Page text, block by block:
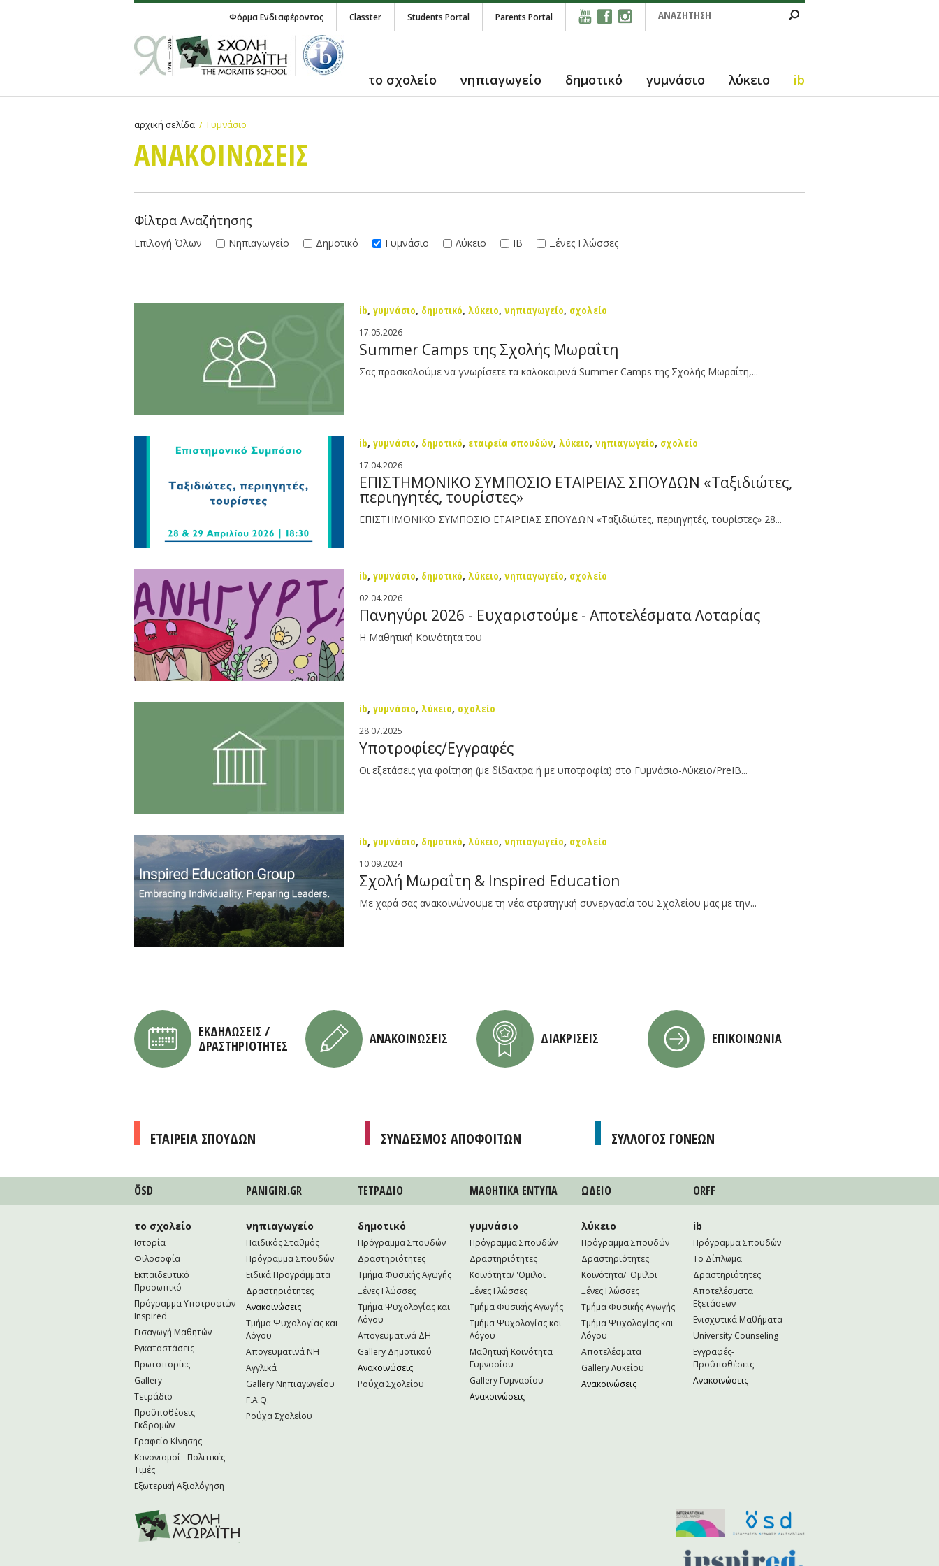
Φόρμα αναζήτησης
Αναζήτηση
Φόρμα Ενδιαφέροντος Classter Students Portal Parents Portal
το σχολείο νηπιαγωγείο δημοτικό γυμνάσιο λύκειο ib
αρχική σελίδα Γυμνάσιο
ΑΝΑΚΟΙΝΩΣΕΙΣ
Φίλτρα Αναζήτησης
Επιλογή Όλων Νηπιαγωγείο Δημοτικό Γυμνάσιο Λύκειο IB Ξένες Γλώσσες
ib, γυμνάσιο, δημοτικό, λύκειο, νηπιαγωγείο, σχολείο
17.05.2026
Summer Camps της Σχολής Μωραΐτη
Σας προσκαλούμε να γνωρίσετε τα καλοκαιρινά Summer Camps της Σχολής Μωραΐτη,...
ib, γυμνάσιο, δημοτικό, εταιρεία σπουδών, λύκειο, νηπιαγωγείο, σχολείο
17.04.2026
ΕΠΙΣΤΗΜΟΝΙΚΟ ΣΥΜΠΟΣΙΟ ΕΤΑΙΡΕΙΑΣ ΣΠΟΥΔΩΝ «Ταξιδιώτες,
περιηγητές, τουρίστες»
ΕΠΙΣΤΗΜΟΝΙΚΟ ΣΥΜΠΟΣΙΟ ΕΤΑΙΡΕΙΑΣ ΣΠΟΥΔΩΝ «Ταξιδιώτες, περιηγητές, τουρίστες» 28...
ib, γυμνάσιο, δημοτικό, λύκειο, νηπιαγωγείο, σχολείο
02.04.2026
Πανηγύρι 2026 - Ευχαριστούμε - Αποτελέσματα Λοταρίας
Η Μαθητική Κοινότητα του
ib, γυμνάσιο, λύκειο, σχολείο
28.07.2025
Υποτροφίες/Εγγραφές
Οι εξετάσεις για φοίτηση (με δίδακτρα ή με υποτροφία) στο Γυμνάσιο-Λύκειο/PreΙΒ...
ib, γυμνάσιο, δημοτικό, λύκειο, νηπιαγωγείο, σχολείο
10.09.2024
Σχολή Μωραΐτη & Inspired Education
Με χαρά σας ανακοινώνουμε τη νέα στρατηγική συνεργασία του Σχολείου μας με την...
ΕΚΔΗΛΩΣΕΙΣ /
ΔΡΑΣΤΗΡΙΟΤΗΤΕΣ
ΑΝΑΚΟΙΝΩΣΕΙΣ ΔΙΑΚΡΙΣΕΙΣ ΕΠΙΚΟΙΝΩΝΙΑ
ΕΤΑΙΡΕΙΑ ΣΠΟΥΔΩΝ ΣΥΝΔΕΣΜΟΣ ΑΠΟΦΟΙΤΩΝ ΣΥΛΛΟΓΟΣ ΓΟΝΕΩΝ
ÖSD PANIGIRI.GR ΤΕΤΡAΔΙΟ ΜΑΘΗΤΙΚA ΕΝΤΥΠΑ ΩΔΕΙΟ ORFF
το σχολείο
Ιστορία
Φιλοσοφία
Εκπαιδευτικό
Προσωπικό
Πρόγραμμα Υποτροφιών
Inspired
Εισαγωγή Μαθητών
Εγκαταστάσεις
Πρωτοπορίες
Gallery
Τετράδιο
Προϋποθέσεις
Εκδρομών
Γραφείο Κίνησης
Κανονισμοί - Πολιτικές -
Τιμές
Εξωτερική Αξιολόγηση
νηπιαγωγείο
Παιδικός Σταθμός
Πρόγραμμα Σπουδών
Ειδικά Προγράμματα
Δραστηριότητες
Ανακοινώσεις
Τμήμα Ψυχολογίας και
Λόγου
Απογευματινά NH
Αγγλικά
Gallery Νηπιαγωγείου
F.A.Q.
Ρούχα Σχολείου
δημοτικό
Πρόγραμμα Σπουδών
Δραστηριότητες
Τμήμα Φυσικής Αγωγής
Ξένες Γλώσσες
Τμήμα Ψυχολογίας και
Λόγου
Απογευματινά ΔΗ
Gallery Δημοτικού
Ανακοινώσεις
Ρούχα Σχολείου
γυμνάσιο
Πρόγραμμα Σπουδών
Δραστηριότητες
Κοινότητα/ 'Ομιλοι
Ξένες Γλώσσες
Τμήμα Φυσικής Αγωγής
Τμήμα Ψυχολογίας και
Λόγου
Μαθητική Κοινότητα
Γυμνασίου
Gallery Γυμνασίου
Ανακοινώσεις
λύκειο
Πρόγραμμα Σπουδών
Δραστηριότητες
Κοινότητα/ 'Ομιλοι
Ξένες Γλώσσες
Τμήμα Φυσικής Αγωγής
Τμήμα Ψυχολογίας και
Λόγου
Αποτελέσματα
Gallery Λυκείου
Ανακοινώσεις
ib
Πρόγραμμα Σπουδών
Το Δίπλωμα
Δραστηριότητες
Αποτελέσματα
Εξετάσεων
Ενισχυτικά Μαθήματα
University Counseling
Εγγραφές-
Προΰποθέσεις
Ανακοινώσεις